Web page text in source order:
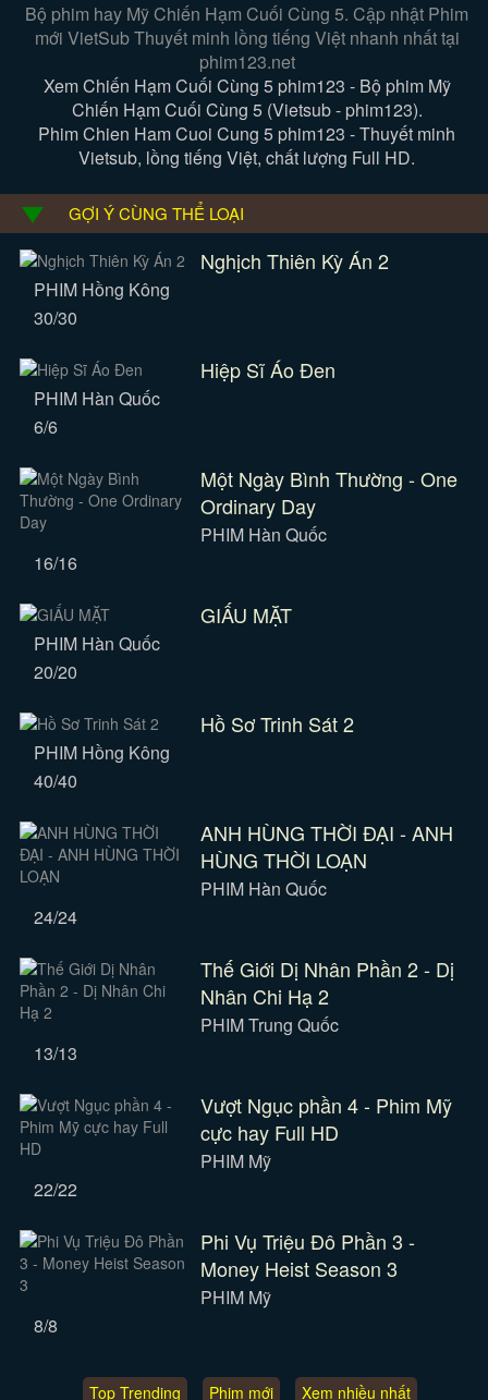
Bộ phim hay Mỹ Chiến Hạm Cuối Cùng 5. Cập nhật Phim
mới VietSub Thuyết minh lồng tiếng Việt nhanh nhất tại
phim123.net
Xem Chiến Hạm Cuối Cùng 5 phim123 - Bộ phim Mỹ
Chiến Hạm Cuối Cùng 5 (Vietsub - phim123).
Phim Chien Ham Cuoi Cung 5 phim123 - Thuyết minh
Vietsub, lồng tiếng Việt, chất lượng Full HD.
GỢI Ý CÙNG THỂ LOẠI
Nghịch Thiên Kỳ Án 2
PHIM Hồng Kông
30/30
Hiệp Sĩ Áo Đen
PHIM Hàn Quốc
6/6
Một Ngày Bình Thường - One
Ordinary Day
PHIM Hàn Quốc
16/16
GIẤU MẶT
PHIM Hàn Quốc
20/20
Hồ Sơ Trinh Sát 2
PHIM Hồng Kông
40/40
ANH HÙNG THỜI ĐẠI - ANH
HÙNG THỜI LOẠN
PHIM Hàn Quốc
24/24
Thế Giới Dị Nhân Phần 2 - Dị
Nhân Chi Hạ 2
PHIM Trung Quốc
13/13
Vượt Ngục phần 4 - Phim Mỹ
cực hay Full HD
PHIM Mỹ
22/22
Phi Vụ Triệu Đô Phần 3 -
Money Heist Season 3
PHIM Mỹ
8/8
Top Trending Phim mới Xem nhiều nhất